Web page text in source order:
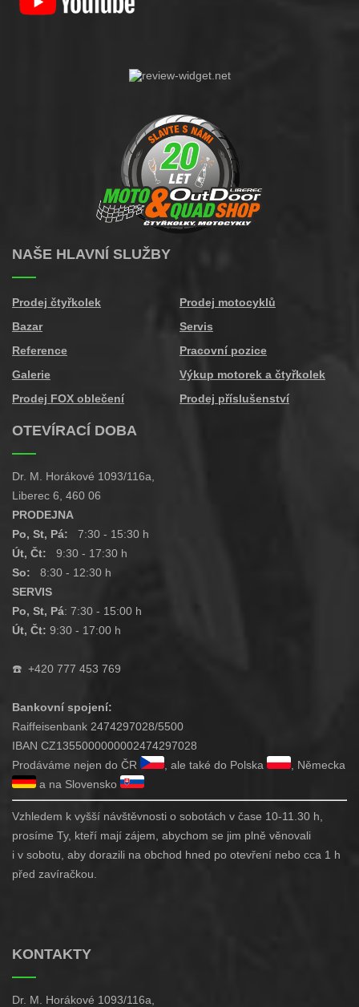
NAŠE HLAVNÍ SLUŽBY
Prodej čtyřkolek
Prodej motocyklů
Bazar
Servis
Reference
Pracovní pozice
Galerie
Výkup motorek a čtyřkolek
Prodej FOX oblečení
Prodej příslušenství
OTEVÍRACÍ DOBA
Dr. M. Horákové 1093/116a,
Liberec 6, 460 06
PRODEJNA
Po, St, Pá:
7:30 - 15:30 h
Út, Čt: 9:30 - 17:30 h
So: 8:30 - 12:30 h
SERVIS
Po, St, Pá: 7:30 - 15:00 h
Út, Čt: 9:30 - 17:00 h
☎️ +420 777 453 769
Bankovní spojení:
Raiffeisenbank 2474297028/5500
IBAN CZ1355000000002474297028
Prodáváme nejen do ČR
, ale také do Polska
, Německa
a na Slovensko
Vzhledem k vyšší návštěvnosti o sobotách v čase 10-11.30 h,
prosíme Ty, kteří mají zájem, abychom se jim plně věnovali
i v sobotu, aby dorazili na obchod hned po otevření nebo cca 1 h
před zavíračkou.
KONTAKTY
Dr. M. Horákové 1093/116a,